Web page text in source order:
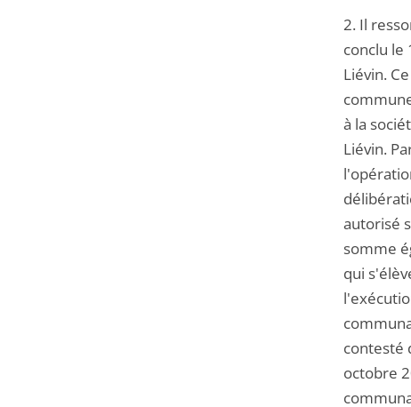
2. Il
conclu le
Liévin.
à la
Liévin.
autorisé
somme
qui
contesté
octobre